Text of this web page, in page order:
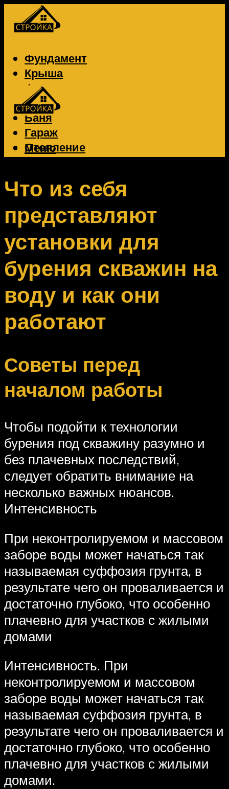
Фундамент
Крыша
Фасад
Забор
Баня
Гараж
Отопление
Вентиляция
Меню
Меню
Что из себя
представляют
установки для
бурения скважин на
воду и как они
работают
Советы перед
началом работы
Чтобы подойти к технологии
бурения под скважину разумно и
без плачевных последствий,
следует обратить внимание на
несколько важных нюансов.
Интенсивность
При неконтролируемом и массовом
заборе воды может начаться так
называемая суффозия грунта, в
результате чего он проваливается и
достаточно глубоко, что особенно
плачевно для участков с жилыми
домами
Интенсивность. При
неконтролируемом и массовом
заборе воды может начаться так
называемая суффозия грунта, в
результате чего он проваливается и
достаточно глубоко, что особенно
плачевно для участков с жилыми
домами.